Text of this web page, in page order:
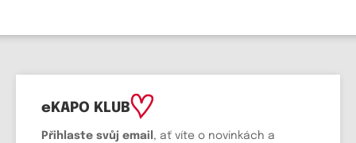
eKAPO KLUB
Přihlaste svůj email , ať víte o novinkách a